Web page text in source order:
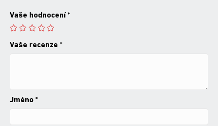
Vaše hodnocení *
Vaše recenze *
Jméno *